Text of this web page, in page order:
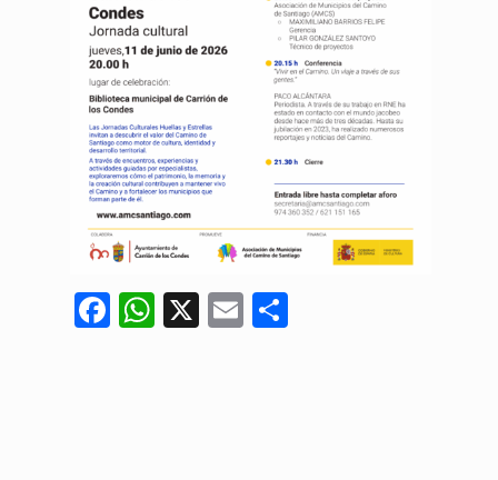
Facebook
WhatsApp
X Email